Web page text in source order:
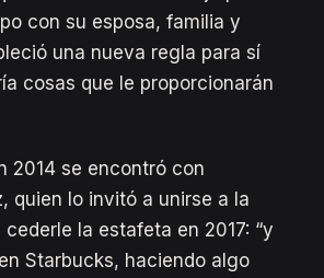
con su esposa, familia y
una nueva regla para sí
cosas que le proporcionarán
2014 se encontró con
quien lo invitó a unirse a la
la estafeta en 2017: “y
Starbucks, haciendo algo